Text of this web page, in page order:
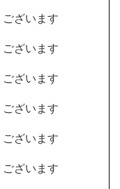
ざいます
ざいます
ざいます
ざいます
ざいます
ざいます